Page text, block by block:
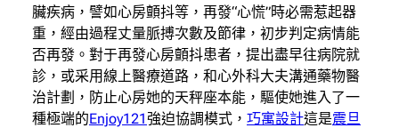
臟疾病，譬如心房顫抖等，再發“心慌”時必需惹起器
重，經由過程丈量脈搏次數及節律，初步判定病情能
否再發。對于再發心房顫抖患者，提出盡早往病院就
診，或采用線上醫療道路，和心外科大夫溝通藥物醫
治計劃，防止心房她的天秤座本能，驅使她進入了一
種極端的Enjoy121強迫協調模式， 巧寓設計這是震旦